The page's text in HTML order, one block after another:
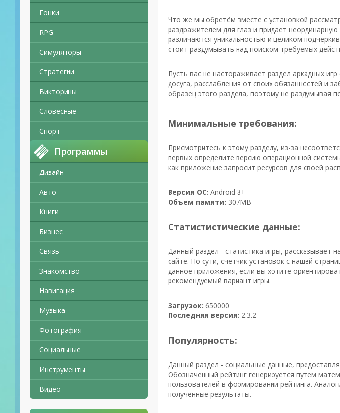
Гонки
RPG
Симуляторы
Стратегии
Викторины
Словесные
Спорт
Программы
Дизайн
Авто
Книги
Бизнес
Связь
Знакомство
Навигация
Музыка
Фотография
Социальные
Инструменты
Видео
Что же мы обретём вместе с установкой
раздражителем для глаз и придает
различаются уникальностью и целиком
стоит раздумывать над поиском требуемых
Пусть вас не настораживает раздел аркадных
досуга, расслабления от своих обязанностей и
образец этого раздела, поэтому не раздумывая
Минимальные требования:
Присмотритесь к этому разделу, из-за
первых определите версию операционной
как приложение запросит ресурсов для своей
Версия ОС: Android 8+
Объем памяти: 307MB
Статистистические данные:
Данный раздел - статистика игры, рассказывает
сайте. По сути, счетчик установок с нашей
данное приложения, если вы хотите
рекомендуемый вариант игры.
Загрузок: 650000
Последняя версия: 2.3.2
Популярность:
Данный раздел - социальные данные,
Обозначенный рейтинг генерируется путем
пользователей в формировании рейтинга.
полученные результаты.